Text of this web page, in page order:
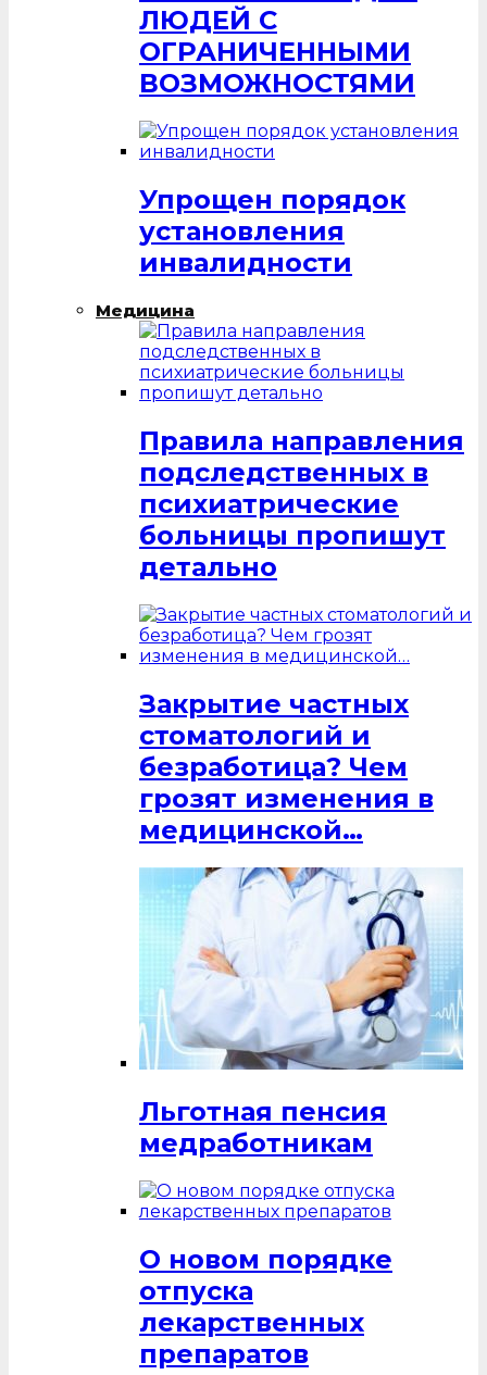
ЛЮДЕЙ С
ОГРАНИЧЕННЫМИ
ВОЗМОЖНОСТЯМИ
Упрощен порядок
установления
инвалидности
Медицина
Правила направления
подследственных в
психиатрические
больницы пропишут
детально
Закрытие частных
стоматологий и
безработица? Чем
грозят изменения в
медицинской…
Льготная пенсия
медработникам
О новом порядке
отпуска
лекарственных
препаратов